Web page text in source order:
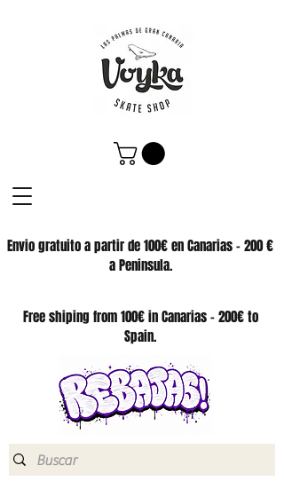
Envio gratuito a partir de 100€ en Canarias - 200 €
a Peninsula.
SKATE SHOP
Free shiping from 100€ in Canarias - 200€ to
Spain.